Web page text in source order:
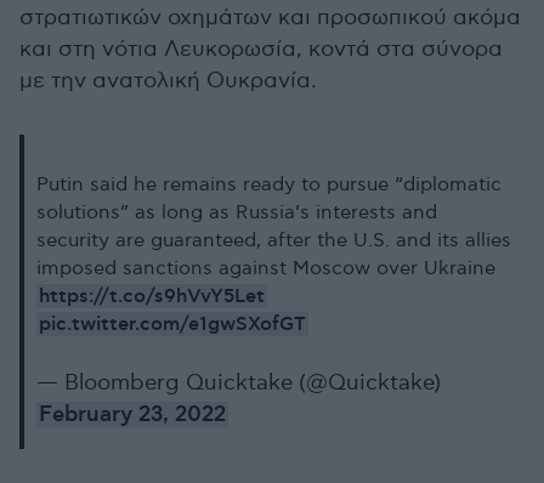
στρατιωτικών οχημάτων και προσωπικού ακόμα
και στη νότια Λευκορωσία, κοντά στα σύνορα
με την ανατολική Ουκρανία.
Putin said he remains ready to pursue “diplomatic
solutions” as long as Russia’s interests and
security are guaranteed, after the U.S. and its allies
imposed sanctions against Moscow over Ukraine
https://t.co/s9hVvY5Let
pic.twitter.com/e1gwSXofGT
— Bloomberg Quicktake (@Quicktake)
February 23, 2022